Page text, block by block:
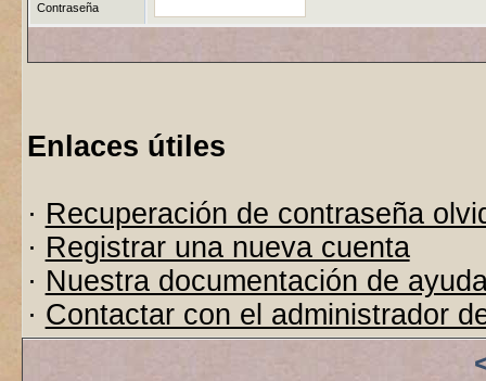
Contraseña
Enlaces útiles
· Recuperación de contraseña
· Registrar una nueva cuenta
· Nuestra documentación de
· Contactar con el administrador